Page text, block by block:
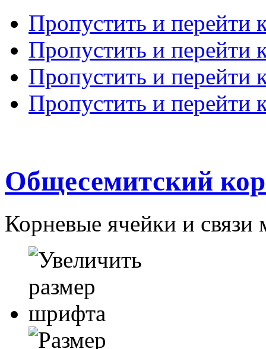
Пропустить и перейти
Пропустить и перейти
Пропустить и перейти
Пропустить и перейти
Общесемитский
Корневые ячейки и